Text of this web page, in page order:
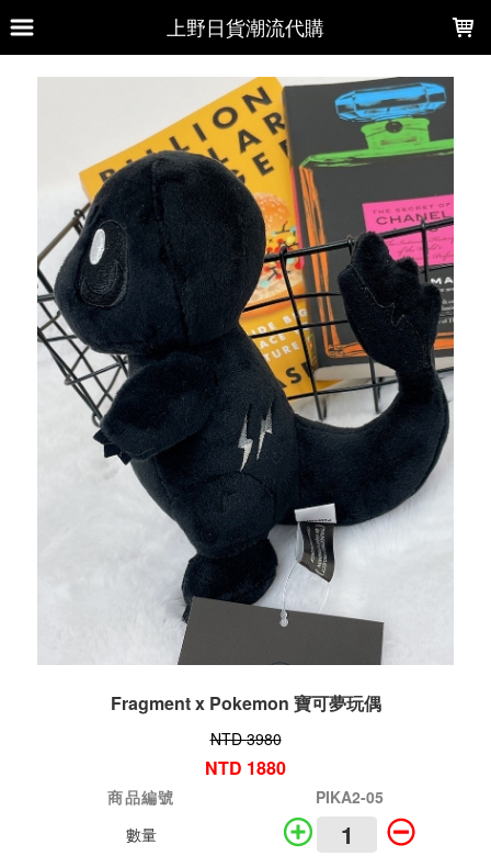
上野日貨潮流代購
Fragment x Pokemon 寶可夢玩偶
NTD 3980
NTD 1880
商品編號
PIKA2-05
數量